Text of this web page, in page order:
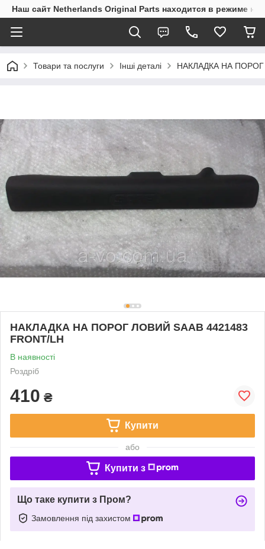
Наш сайт Netherlands Original Parts находится в режиме
Товари та послуги Інші деталі НАКЛАДКА НА ПОРОГ
НАКЛАДКА НА ПОРОГ ЛОВИЙ SAAB 4421483
FRONT/LH
В наявності
Роздріб
410 ₴
Купити
або
Купити з
Що таке купити з Пром?
Замовлення під захистом